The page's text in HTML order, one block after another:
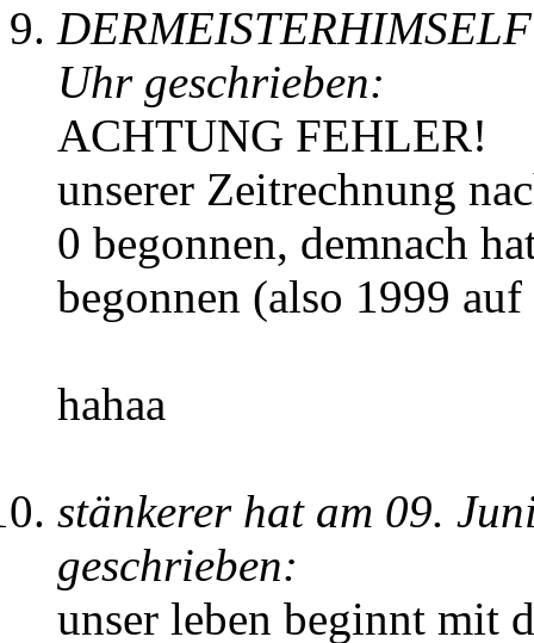
Uhr geschrieben:
ACHTUNG FEHLER!
unserer Zeitrechnung
0 begonnen, demnach
begonnen (also 1999
hahaa
stänkerer hat am 09.
geschrieben:
unser leben beginnt mit